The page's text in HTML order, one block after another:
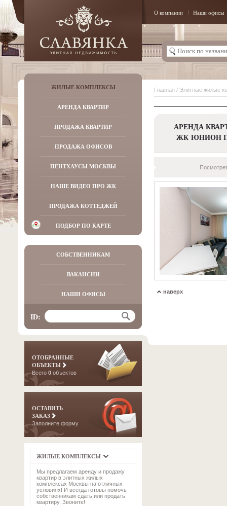
О компании Наши офисы
ЖИЛЫЕ КОМПЛЕКСЫ
АРЕНДА КВАРТИР
ПРОДАЖА КВАРТИР
ПРОДАЖА ОФИСОВ
ПЕНТХАУСЫ МОСКВЫ
НАШЕ ВИДЕО ПРО ЖК
ПРОДАЖА КОТТЕДЖЕЙ
ПОДБОР ПО КАРТЕ
СОБСТВЕННИКАМ
ВАКАНСИИ
НАШИ ОФИСЫ
ID:
ОТОБРАННЫЕ
ОБЪЕКТЫ
Всего 0 объектов
ОСТАВИТЬ
ЗАКАЗ
Заполните форму
ЖИЛЫЕ КОМПЛЕКСЫ
Мы предлагаем аренду и продажу
квартир в элитных жилых
комплексах Москвы на отличных
условиях! И всегда готовы помочь
собственникам сдать или продать
квартиру. Звоните!
Главная / Элитные жилые
АРЕНДА
ЖК ЮНИОН
наверх